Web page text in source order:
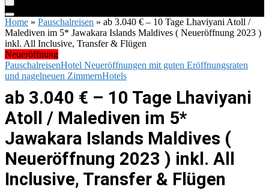
Home » Pauschalreisen » ab 3.040 € – 10 Tage Lhaviyani Atoll /
Malediven im 5* Jawakara Islands Maldives ( Neueröffnung 2023 )
inkl. All Inclusive, Transfer & Flügen
Neueröffnung
PauschalreisenHotel Neueröffnungen mit guten Eröffnungsraten
und nagelneuen ZimmernHotels
ab 3.040 € – 10 Tage Lhaviyani
Atoll / Malediven im 5*
Jawakara Islands Maldives (
Neueröffnung 2023 ) inkl. All
Inclusive, Transfer & Flügen